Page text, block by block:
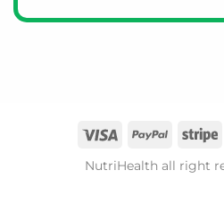
NutriHealth all right